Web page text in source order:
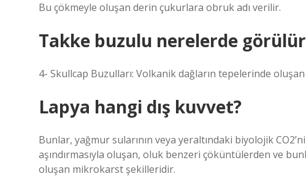
Bu çökmeyle oluşan derin çukurlara obruk adı verilir.
Takke buzulu nerelerde
4- Skullcap Buzulları: Volkanik dağların tepelerinde
Lapya hangi dış kuvvet?
Bunlar, yağmur sularının veya yeraltındaki biyolojik
aşındırmasıyla oluşan, oluk benzeri çöküntülerden ve
oluşan mikrokarst şekilleridir.